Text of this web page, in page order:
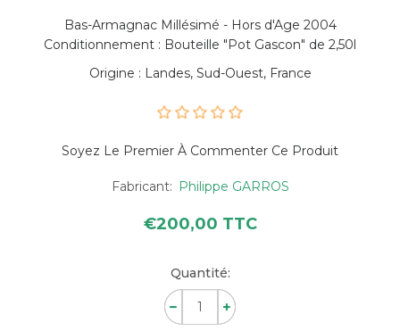
Bas-Armagnac Millésimé - Hors d'Age 2004
Conditionnement : Bouteille "Pot Gascon" de 2,50l
Origine : Landes, Sud-Ouest, France
Soyez Le Premier À Commenter Ce Produit
Fabricant: Philippe GARROS
€200,00 TTC
Quantité: